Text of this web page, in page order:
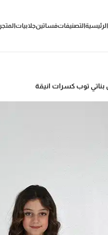
الرئيسيةالتصنيفاتفساتينجلابياتالمتجر
توب كسرات انيقة